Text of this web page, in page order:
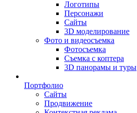
Логотипы
Персонажи
Сайты
3D моделирование
Фото и видеосъемка
Фотосъемка
Съемка с коптера
3D панорамы и туры
Портфолио
Сайты
Продвижение